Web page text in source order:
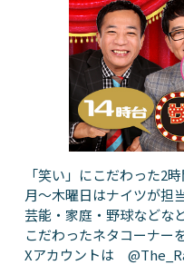
「笑い」にこだわった2
月～木曜日はナイツが担
芸能・家庭・野球などな
こだわったネタコーナー
Xアカウントは